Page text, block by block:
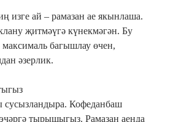
изге ай – рамазан ае якынлаша.
җитмәүгә күнекмәгән. Бу
багышлау өчен,
әзерлик.
Кофеданбаш
тырышыгыз. Рамазан аенда